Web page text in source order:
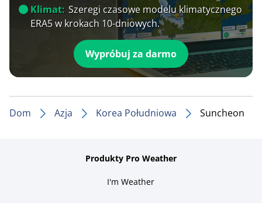
Klimat: Szeregi czasowe modelu klimatycznego
ERA5 w krokach 10-dniowych.
Wypróbuj za darmo
Dom Azja Korea Południowa Suncheon
Produkty Pro Weather
I'm Weather